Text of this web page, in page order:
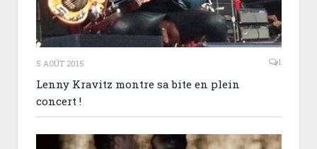
5 AOÛT 2015 1
Lenny Kravitz montre sa bite en plein
concert !